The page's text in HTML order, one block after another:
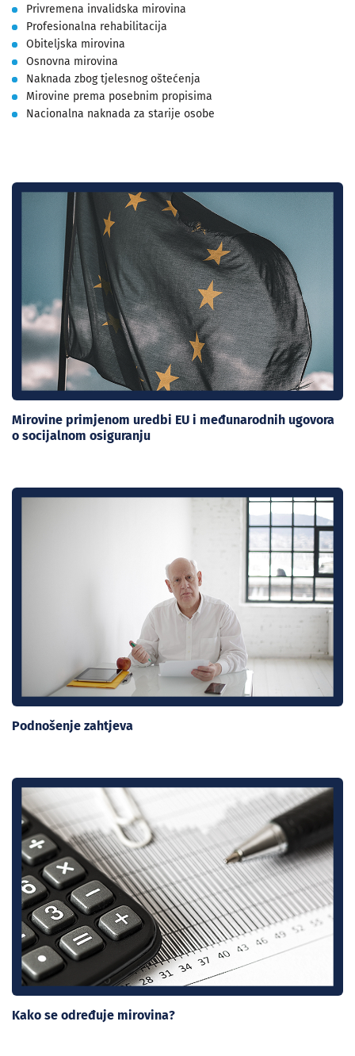
Privremena invalidska mirovina
Profesionalna rehabilitacija
Obiteljska mirovina
Osnovna mirovina
Naknada zbog tjelesnog oštećenja
Mirovine prema posebnim propisima
Nacionalna naknada za starije osobe
Mirovine primjenom uredbi EU i međunarodnih ugovora
o socijalnom osiguranju
Podnošenje zahtjeva
Kako se određuje mirovina?